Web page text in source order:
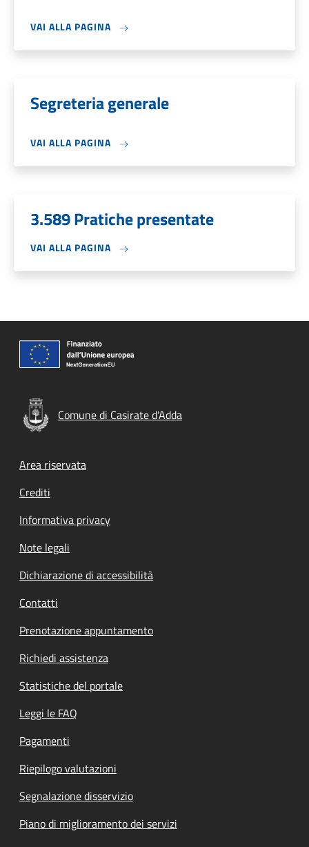
VAI ALLA PAGINA
Segreteria generale
VAI ALLA PAGINA
3.589 Pratiche presentate
VAI ALLA PAGINA
Comune di Casirate d'Adda
Footer menu
Area riservata
Crediti
Informativa privacy
Note legali
Dichiarazione di accessibilità
Contatti
Prenotazione appuntamento
Richiedi assistenza
Statistiche del portale
Leggi le FAQ
Pagamenti
Riepilogo valutazioni
Segnalazione disservizio
Piano di miglioramento dei servizi